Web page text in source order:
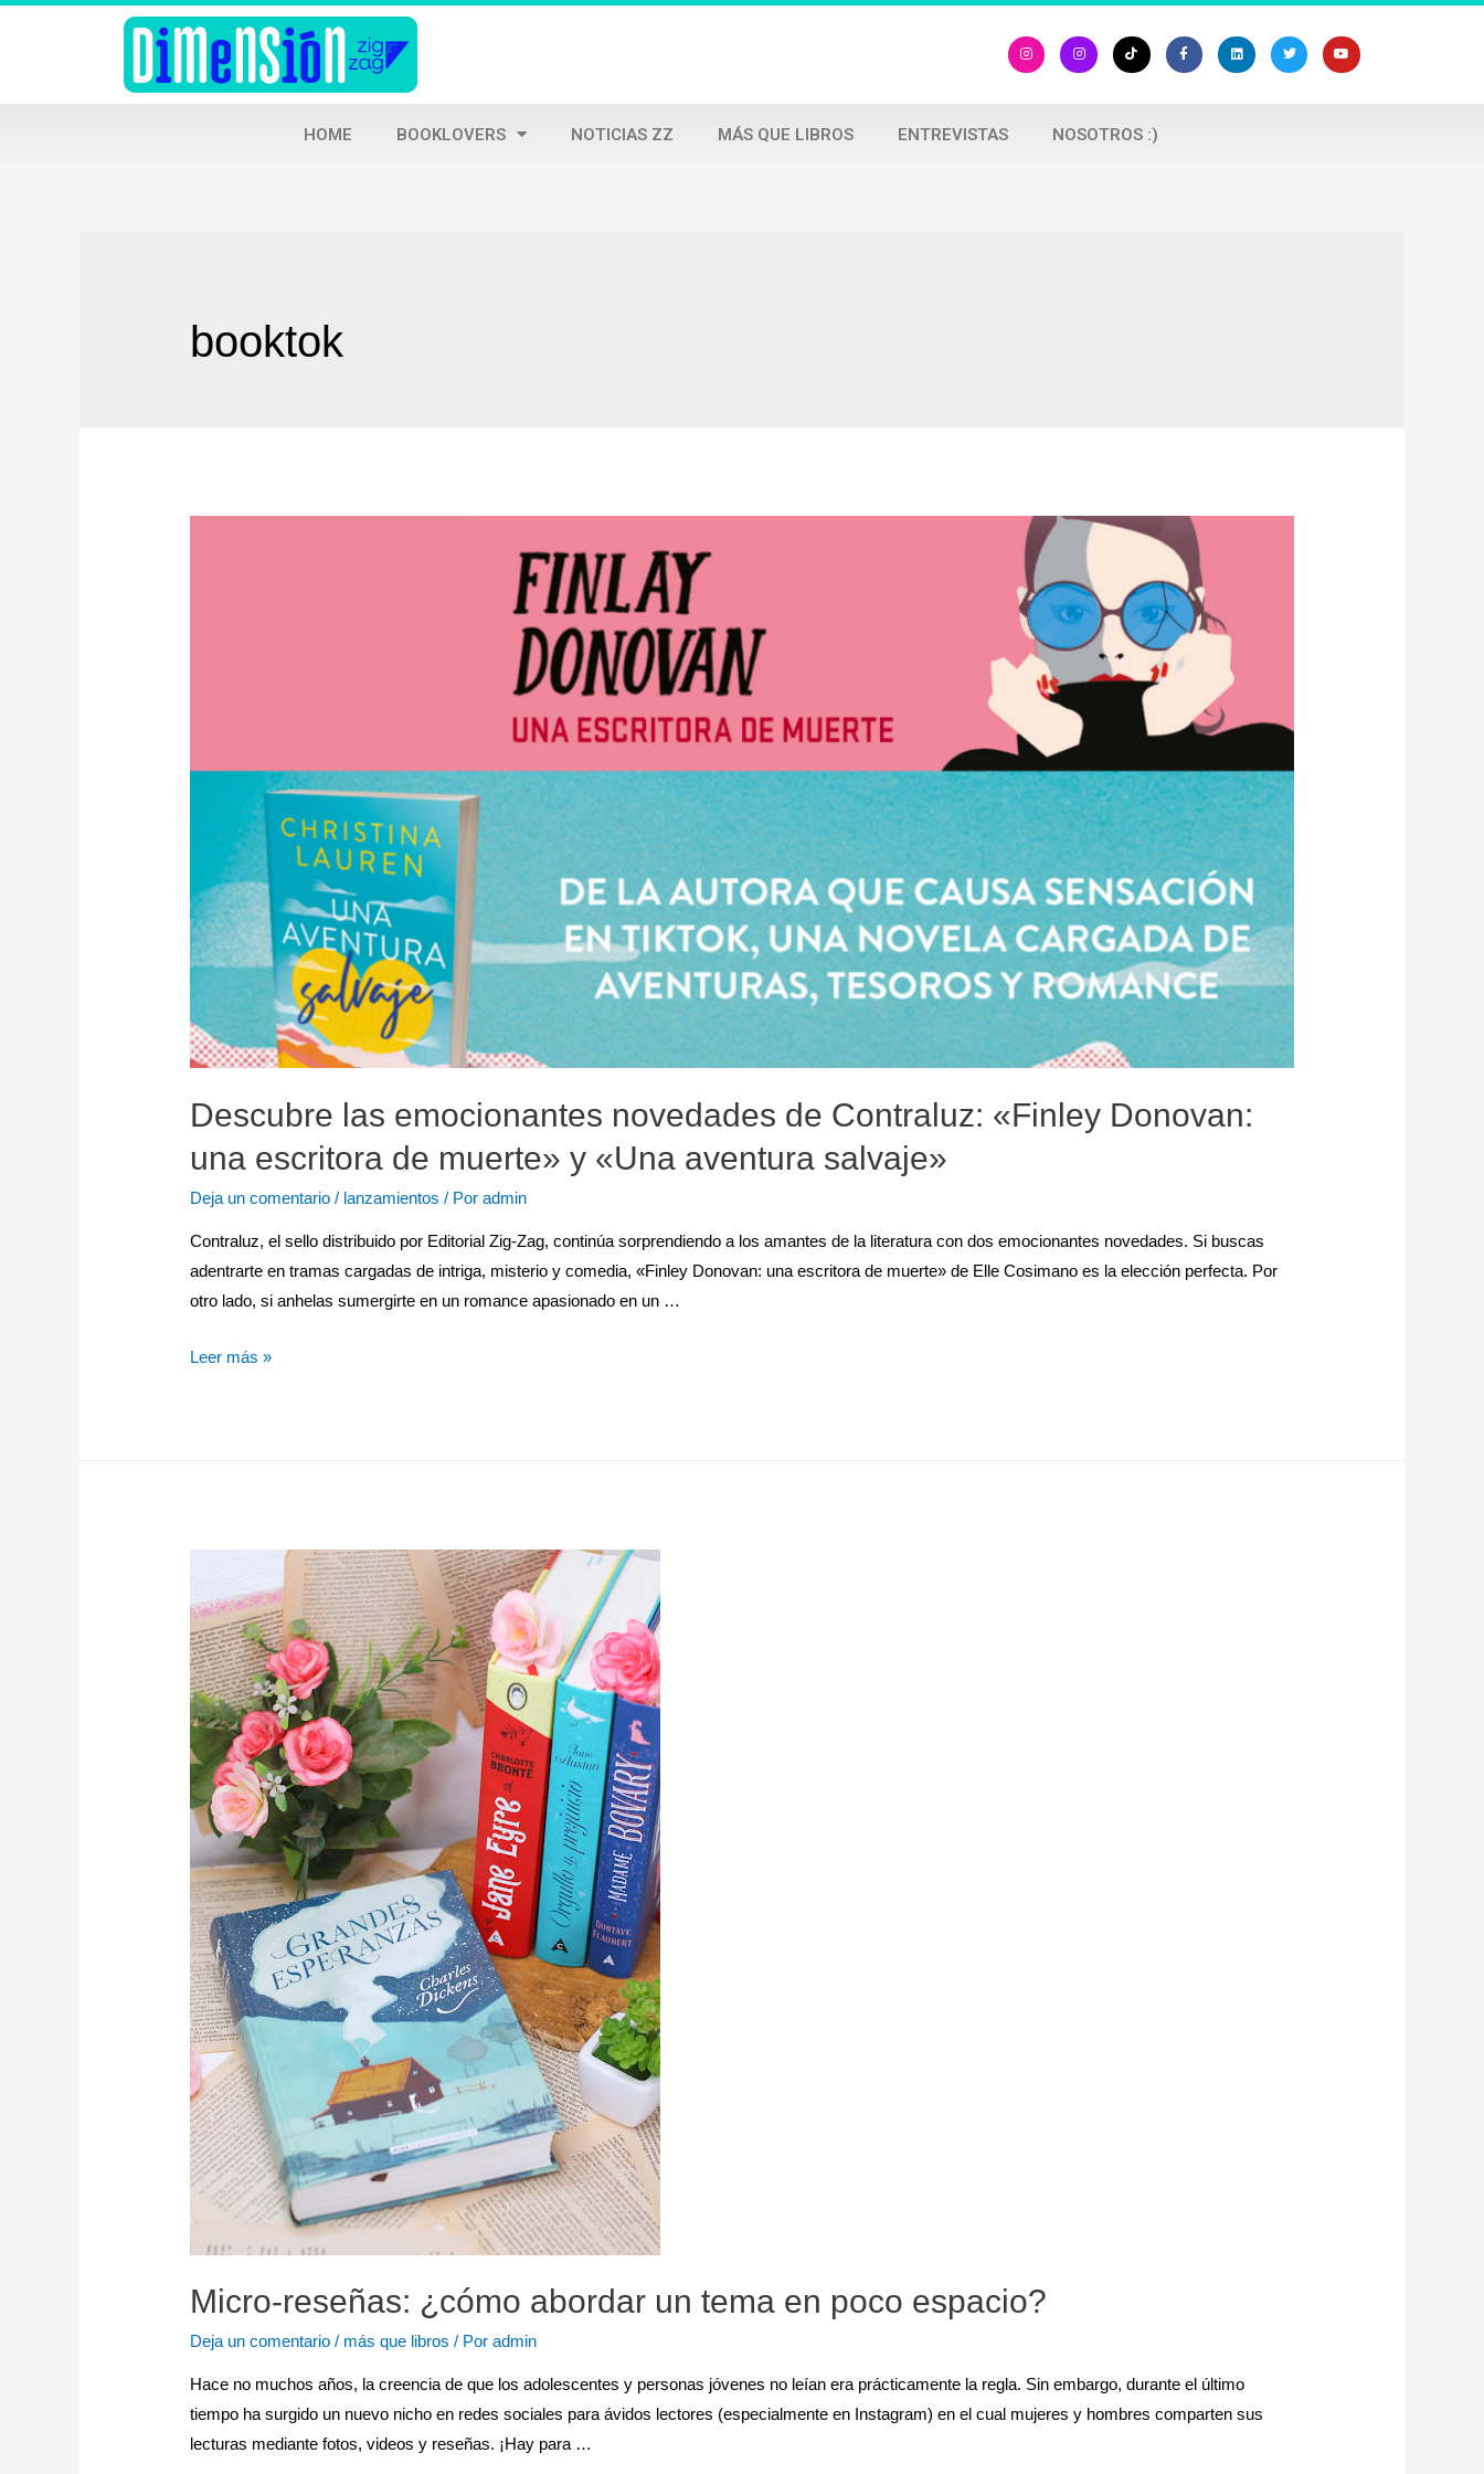
HOME BOOKLOVERS NOTICIAS ZZ MÁS QUE LIBROS ENTREVISTAS NOSOTROS :)
booktok
Descubre las emocionantes novedades de Contraluz: «Finley Donovan:
una escritora de muerte» y «Una aventura salvaje»
Deja un comentario / lanzamientos / Poradmin
Contraluz, el sello distribuido por Editorial Zig-Zag, continúa sorprendiendo a los amantes de la literatura con dos emocionantes novedades. Si buscas
adentrarte en tramas cargadas de intriga, misterio y comedia, «Finley Donovan: una escritora de muerte» de Elle Cosimano es la elección perfecta. Por
otro lado, si anhelas sumergirte en un romance apasionado en un …
Leer más »
Micro-reseñas: ¿cómo abordar un tema en poco espacio?
Deja un comentario / más que libros / Poradmin
Hace no muchos años, la creencia de que los adolescentes y personas jóvenes no leían era prácticamente la regla. Sin embargo, durante el último
tiempo ha surgido un nuevo nicho en redes sociales para ávidos lectores (especialmente en Instagram) en el cual mujeres y hombres comparten sus
lecturas mediante fotos, videos y reseñas. ¡Hay para …